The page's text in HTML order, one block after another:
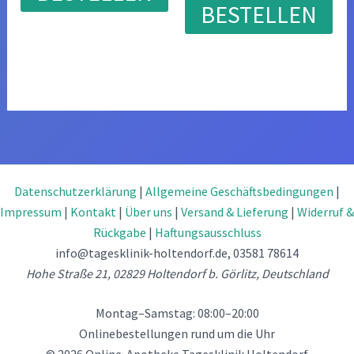
€69.95 €39.95.
BESTELLEN
Datenschutzerklärung | Allgemeine Geschäftsbedingungen |
Impressum | Kontakt | Über uns | Versand & Lieferung | Widerruf &
Rückgabe | Haftungsausschluss
info@tagesklinik-holtendorf.de, 03581 78614
Hohe Straße 21, 02829 Holtendorf b. Görlitz, Deutschland
Montag–Samstag: 08:00–20:00
Onlinebestellungen rund um die Uhr